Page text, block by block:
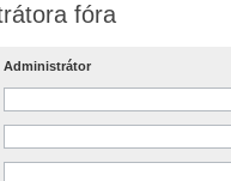
fóra
Administrátor